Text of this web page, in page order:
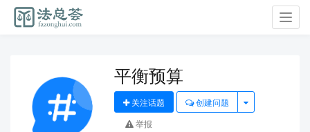
平衡预算
关注话题
创建问题
举报